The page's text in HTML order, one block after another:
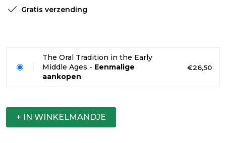
Gratis verzending
The Oral Tradition in the Early
Middle Ages - Eenmalige
aankopen
€26,50
+ IN WINKELMANDJE